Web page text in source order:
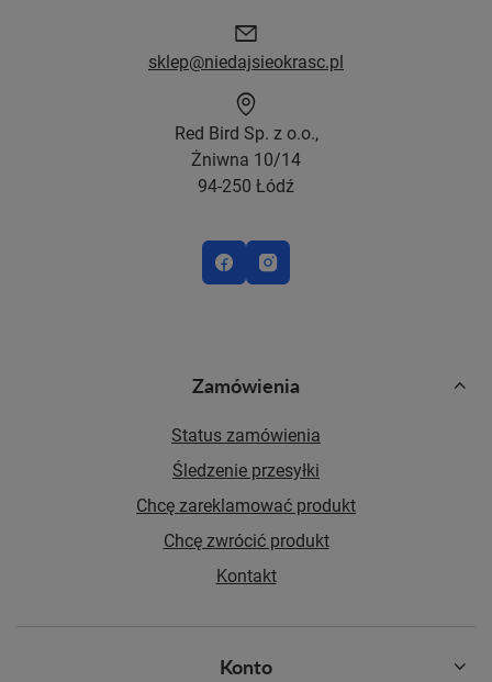
Zamówienia
Status zamówienia
Śledzenie przesyłki
Chcę zareklamować produkt
Chcę zwrócić produkt
Kontakt
Konto
sklep@niedajsieokrasc.pl
Red Bird Sp. z o.o.,
Żniwna 10/14
94-250 Łódź